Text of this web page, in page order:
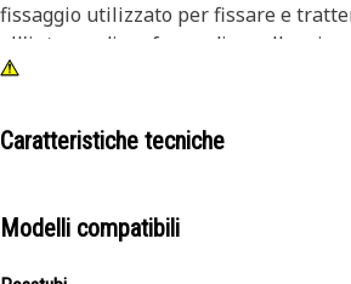
fissaggio utilizzato per fissare e
all'interno di un foro o di un
degli anelli elastici esterni, che si
all'interno di un foro o di una
componenti in posizione. Lo scopo
lo spostamento dei componenti
un alloggiamento. Agisce come un
tenendo saldamente in posizione
Caratteristiche tecniche
Modelli compatibili